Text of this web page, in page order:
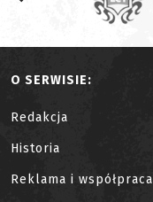
O SERWISIE:
Redakcja
Historia
Reklama i współpraca